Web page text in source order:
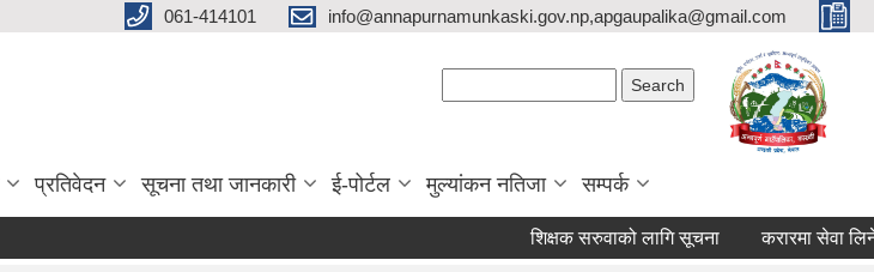
061-414101 info@annapurnamunkaski.gov.np,apgaupalika@gmail.com
प्रतिवेदन सूचना तथा जानकारी ई-पोर्टल मुल्यांकन नतिजा सम्पर्क
शिक्षक सरुवाको लागि सूचना करारमा सेवा लिने